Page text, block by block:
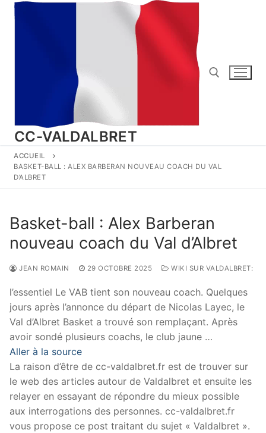
Aller
CC-VALDALBRET
ACCUEIL
BASKET-BALL : ALEX BARBERAN NOUVEAU COACH DU VAL
D’ALBRET
Basket-ball : Alex Barberan
nouveau coach du Val d’Albret
JEAN ROMAIN 29 OCTOBRE 2025 WIKI SUR VALDALBRET:
l’essentiel Le VAB tient son nouveau coach. Quelques
jours après l’annonce du départ de Nicolas Layec, le
Val d’Albret Basket a trouvé son remplaçant. Après
avoir sondé plusieurs coachs, le club jaune …
Aller à la source
La raison d’être de cc-valdalbret.fr est de trouver sur
le web des articles autour de Valdalbret et ensuite les
relayer en essayant de répondre du mieux possible
aux interrogations des personnes. cc-valdalbret.fr
vous propose ce post traitant du sujet « Valdalbret ».